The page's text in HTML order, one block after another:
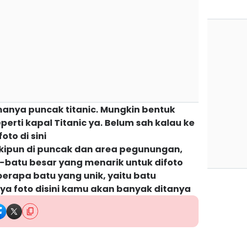
puncak titanic. Mungkin bentuk
kapal Titanic ya. Belum sah kalau ke
di sini
di puncak dan area pegunungan,
besar yang menarik untuk difoto
batu yang unik, yaitu batu
foto disini kamu akan banyak ditanya